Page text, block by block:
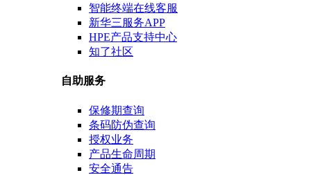
智能终端在线客服
新华三服务APP
HPE产品支持中心
知了社区
自助服务
保修期查询
条码防伪查询
授权业务
产品生命周期
安全通告